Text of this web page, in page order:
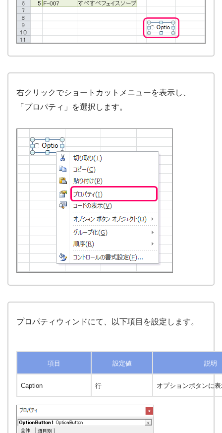
右クリックでショートカットメニューを表示し、
「プロパティ」を選択します。
プロパティウィンドにて、以下項目を設定します。
項目 設定値 説明
Caption 行 オプションボタンに